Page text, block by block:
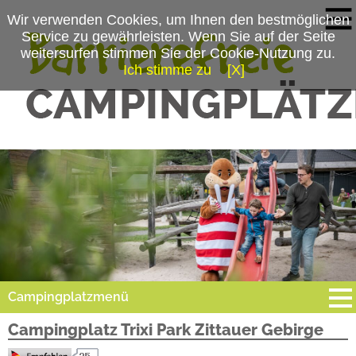
Campingplatzmenü
Platzdaten
Campingplatz Trixi Park Zittauer Gebirge
Wir verwenden Cookies, um Ihnen den bestmöglichen
Service zu gewährleisten. Wenn Sie auf der Seite
weitersurfen stimmen Sie der Cookie-Nutzung zu.
Ich stimme zu
[X]